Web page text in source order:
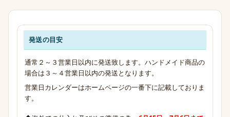
発送・お支払い・送料のご案内
発送の目安
通常２～３営業日以内に発送致します。ハンドメイド商品の
場合は３～４営業日以内の発送となります。
営業日カレンダーはホームページの一番下に記載しておりま
す。